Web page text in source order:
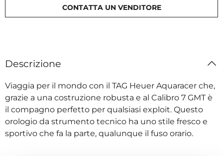
CONTATTA UN VENDITORE
Descrizione
Viaggia per il mondo con il TAG Heuer Aquaracer che,
grazie a una costruzione robusta e al Calibro 7 GMT è
il compagno perfetto per qualsiasi exploit. Questo
orologio da strumento tecnico ha uno stile fresco e
sportivo che fa la parte, qualunque il fuso orario.